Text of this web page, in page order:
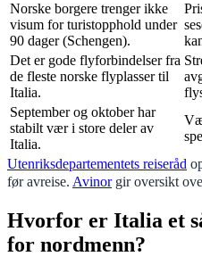
Norske borgere trenger ikke
visum for turistopphold under
90 dager (Schengen).
Det er gode flyforbindelser fra
de fleste norske flyplasser til
Italia.
September og oktober har
stabilt vær i store deler av
Italia.
Utenriksdepartementets reiseråd
før avreise. Avinorgir oversikt
Hvorfor er Italia et
for nordmenn?